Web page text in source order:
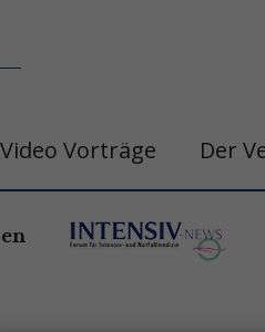
Video Vorträge Der